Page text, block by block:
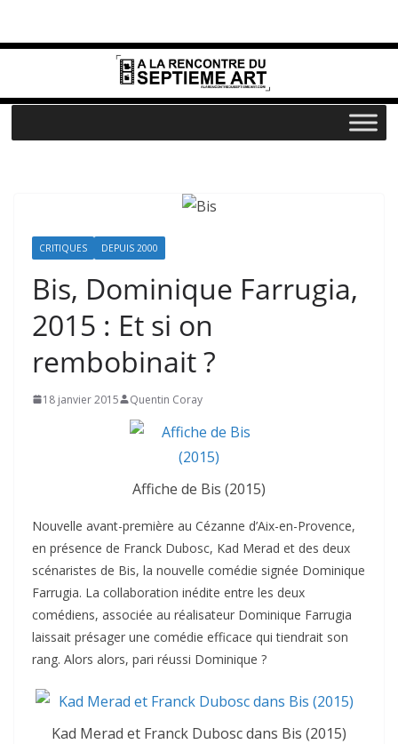
CRITIQUES DEPUIS 2000
Bis, Dominique Farrugia,
2015 : Et si on
rembobinait ?
18 janvier 2015 Quentin Coray
Affiche de Bis (2015)
Nouvelle avant-première au Cézanne d’Aix-en-Provence,
en présence de Franck Dubosc, Kad Merad et des deux
scénaristes de Bis, la nouvelle comédie signée Dominique
Farrugia. La collaboration inédite entre les deux
comédiens, associée au réalisateur Dominique Farrugia
laissait présager une comédie efficace qui tiendrait son
rang. Alors alors, pari réussi Dominique ?
Kad Merad et Franck Dubosc dans Bis (2015)